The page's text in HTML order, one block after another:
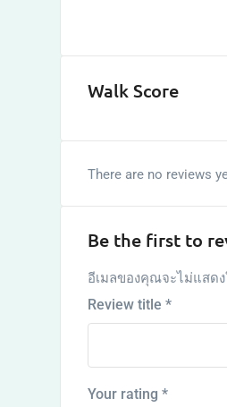
Walk Score
There are no reviews
Be the first to
อีเมลของคุณจะไม่แสด
Review title *
Your rating *